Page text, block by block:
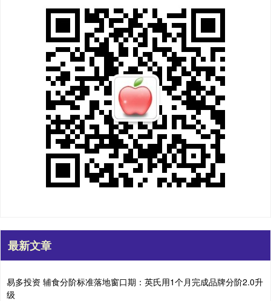
最新文章
易多投资 辅食分阶标准落地窗口期：英氏用1个月完成品牌分阶2.0升
级